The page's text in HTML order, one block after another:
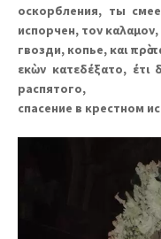
оскорбления, ты
испорчен, τον
гвозди, копье, και πρὸ
εκὼν κατεδέξατο, έτι
распятого,
спасение в крестном